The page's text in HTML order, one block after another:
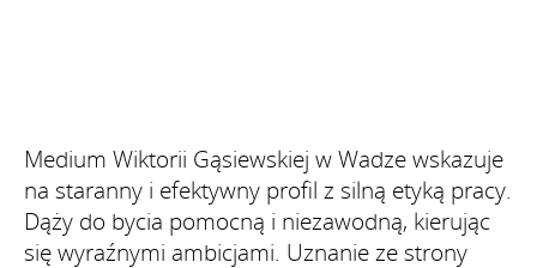
Medium Wiktorii Gąsiewskiej w Wadze wskazuje
na staranny i efektywny profil z silną etyką pracy.
Dąży do bycia pomocną i niezawodną, kierując
się wyraźnymi ambicjami. Uznanie ze strony